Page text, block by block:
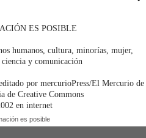
ES POSIBLE
humanos, cultura, minorías, mujer,
y comunicación
por mercurioPress/El Mercurio de
de Creative Commons
en internet
es posible